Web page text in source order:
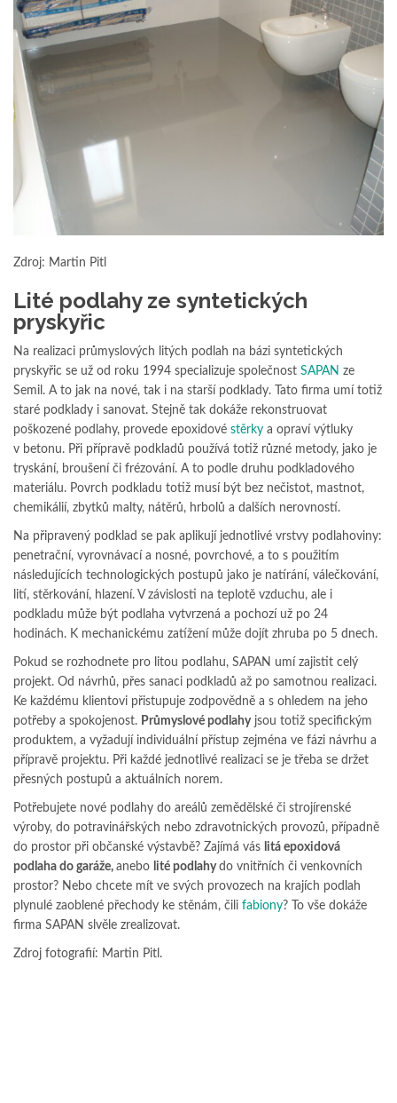
Zdroj: Martin Pitl
Lité podlahy ze syntetických
pryskyřic
Na realizaci průmyslových litých podlah na bázi syntetických
pryskyřic se už od roku 1994 specializuje společnost SAPAN ze
Semil. A to jak na nové, tak i na starší podklady. Tato firma umí totiž
staré podklady i sanovat. Stejně tak dokáže rekonstruovat
poškozené podlahy, provede epoxidové stěrky a opraví výtluky
v betonu. Při přípravě podkladů používá totiž různé metody, jako je
tryskání, broušení či frézování. A to podle druhu podkladového
materiálu. Povrch podkladu totiž musí být bez nečistot, mastnot,
chemikálií, zbytků malty, nátěrů, hrbolů a dalších nerovností.
Na připravený podklad se pak aplikují jednotlivé vrstvy podlahoviny:
penetrační, vyrovnávací a nosné, povrchové, a to s použitím
následujících technologických postupů jako je natírání, válečkování,
lití, stěrkování, hlazení. V závislosti na teplotě vzduchu, ale i
podkladu může být podlaha vytvrzená a pochozí už po 24
hodinách. K mechanickému zatížení může dojít zhruba po 5 dnech.
Pokud se rozhodnete pro litou podlahu, SAPAN umí zajistit celý
projekt. Od návrhů, přes sanaci podkladů až po samotnou realizaci.
Ke každému klientovi přistupuje zodpovědně a s ohledem na jeho
potřeby a spokojenost. Průmyslové podlahyjsou totiž specifickým
produktem, a vyžadují individuální přístup zejména ve fázi návrhu a
přípravě projektu. Při každé jednotlivé realizaci se je třeba se držet
přesných postupů a aktuálních norem.
Potřebujete nové podlahy do areálů zemědělské či strojírenské
výroby, do potravinářských nebo zdravotnických provozů, případně
do prostor při občanské výstavbě? Zajímá vás litá epoxidová
podlaha do garáže, anebo lité podlahydo vnitřních či venkovních
prostor? Nebo chcete mít ve svých provozech na krajích podlah
plynulé zaoblené přechody ke stěnám, čili fabiony? To vše dokáže
firma SAPAN slvěle zrealizovat.
Zdroj fotografií: Martin Pitl.